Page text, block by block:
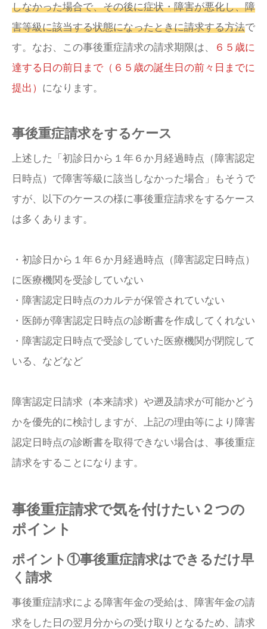
しなかった場合で、その後に症状・障害が悪化し、障
害等級に該当する状態になったときに請求する方法で
す。なお、この事後重症請求の請求期限は、
６５歳に
達する日の前日まで（６５歳の誕生日の前々日までに
提出） になります。
事後重症請求をするケース
上述した「初診日から１年６か月経過時点（障害認定
日時点）で障害等級に該当しなかった場合」もそうで
すが、以下のケースの様に事後重症請求をするケース
は多くあります。
・初診日から１年６か月経過時点（障害認定日時点）
に医療機関を受診していない
・障害認定日時点のカルテが保管されていない
・医師が障害認定日時点の診断書を作成してくれない
・障害認定日時点で受診していた医療機関が閉院して
いる、などなど
障害認定日請求（本来請求）や遡及請求が可能かどう
かを優先的に検討しますが、上記の理由等により障害
認定日時点の診断書を取得できない場合は、事後重症
請求をすることになります。
事後重症請求で気を付けたい２つの
ポイント
ポイント①事後重症請求はできるだけ早
く請求
事後重症請求による障害年金の受給は、障害年金の請
求をした日の翌月分からの受け取りとなるため、請求